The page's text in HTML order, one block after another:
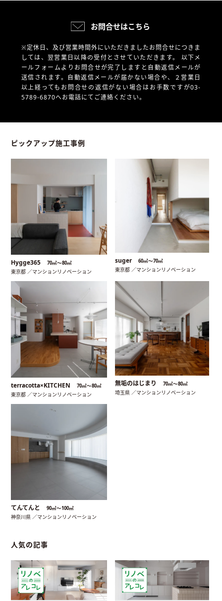
お問合せはこちら
※定休日、及び営業時間外にいただきましたお問合せにつきま
しては、翌営業日以降の受付とさせていただきます。 以下メ
ールフォームよりお問合せが完了しますと自動返信メールが
送信されます。自動返信メールが届かない場合や、
２営業日
以上経ってもお問合せの返信がない場合はお手数ですが03-
5789-6870へお電話にてご連絡ください。
ピックアップ施工事例
Hygge365 70㎡〜80㎡
東京都 ／マンションリノベーション
suger 60㎡〜70㎡
東京都 ／マンションリノベーション
terracotta×KITCHEN 70㎡〜80㎡
東京都 ／マンションリノベーション
無垢のはじまり 70㎡〜80㎡
埼玉県 ／マンションリノベーション
てんてんと 90㎡〜100㎡
神奈川県 ／マンションリノベーション
人気の記事